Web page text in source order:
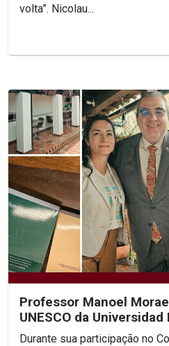
volta”. Nicolau...
Professor Manoel
UNESCO da
Colombia
Durante sua participação no